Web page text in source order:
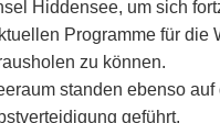
Hiddensee, um sich
Programme für
zu können.
standen ebenso
geführt.